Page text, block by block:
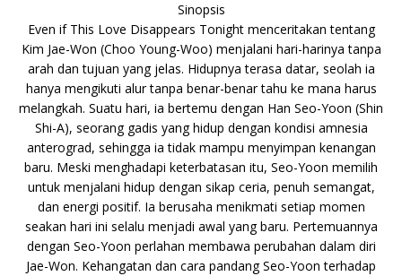
Sinopsis
Even if This Love Disappears Tonight menceritakan tentang
Kim Jae-Won (Choo Young-Woo) menjalani hari-harinya tanpa
arah dan tujuan yang jelas. Hidupnya terasa datar, seolah ia
hanya mengikuti alur tanpa benar-benar tahu ke mana harus
melangkah. Suatu hari, ia bertemu dengan Han Seo-Yoon (Shin
Shi-A), seorang gadis yang hidup dengan kondisi amnesia
anterograd, sehingga ia tidak mampu menyimpan kenangan
baru. Meski menghadapi keterbatasan itu, Seo-Yoon memilih
untuk menjalani hidup dengan sikap ceria, penuh semangat,
dan energi positif. Ia berusaha menikmati setiap momen
seakan hari ini selalu menjadi awal yang baru. Pertemuannya
dengan Seo-Yoon perlahan membawa perubahan dalam diri
Jae-Won. Kehangatan dan cara pandang Seo-Yoon terhadap